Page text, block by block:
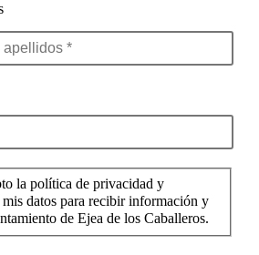
la política de privacidad y
datos para recibir información y
de Ejea de los Caballeros.